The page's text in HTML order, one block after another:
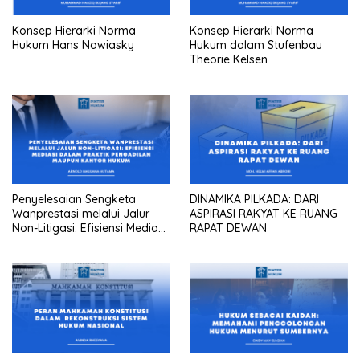
Konsep Hierarki Norma
Hukum Hans Nawiasky
Konsep Hierarki Norma
Hukum dalam Stufenbau
Theorie Kelsen
Penyelesaian Sengketa
Wanprestasi melalui Jalur
Non-Litigasi: Efisiensi Mediasi
DINAMIKA PILKADA: DARI
ASPIRASI RAKYAT KE RUANG
RAPAT DEWAN